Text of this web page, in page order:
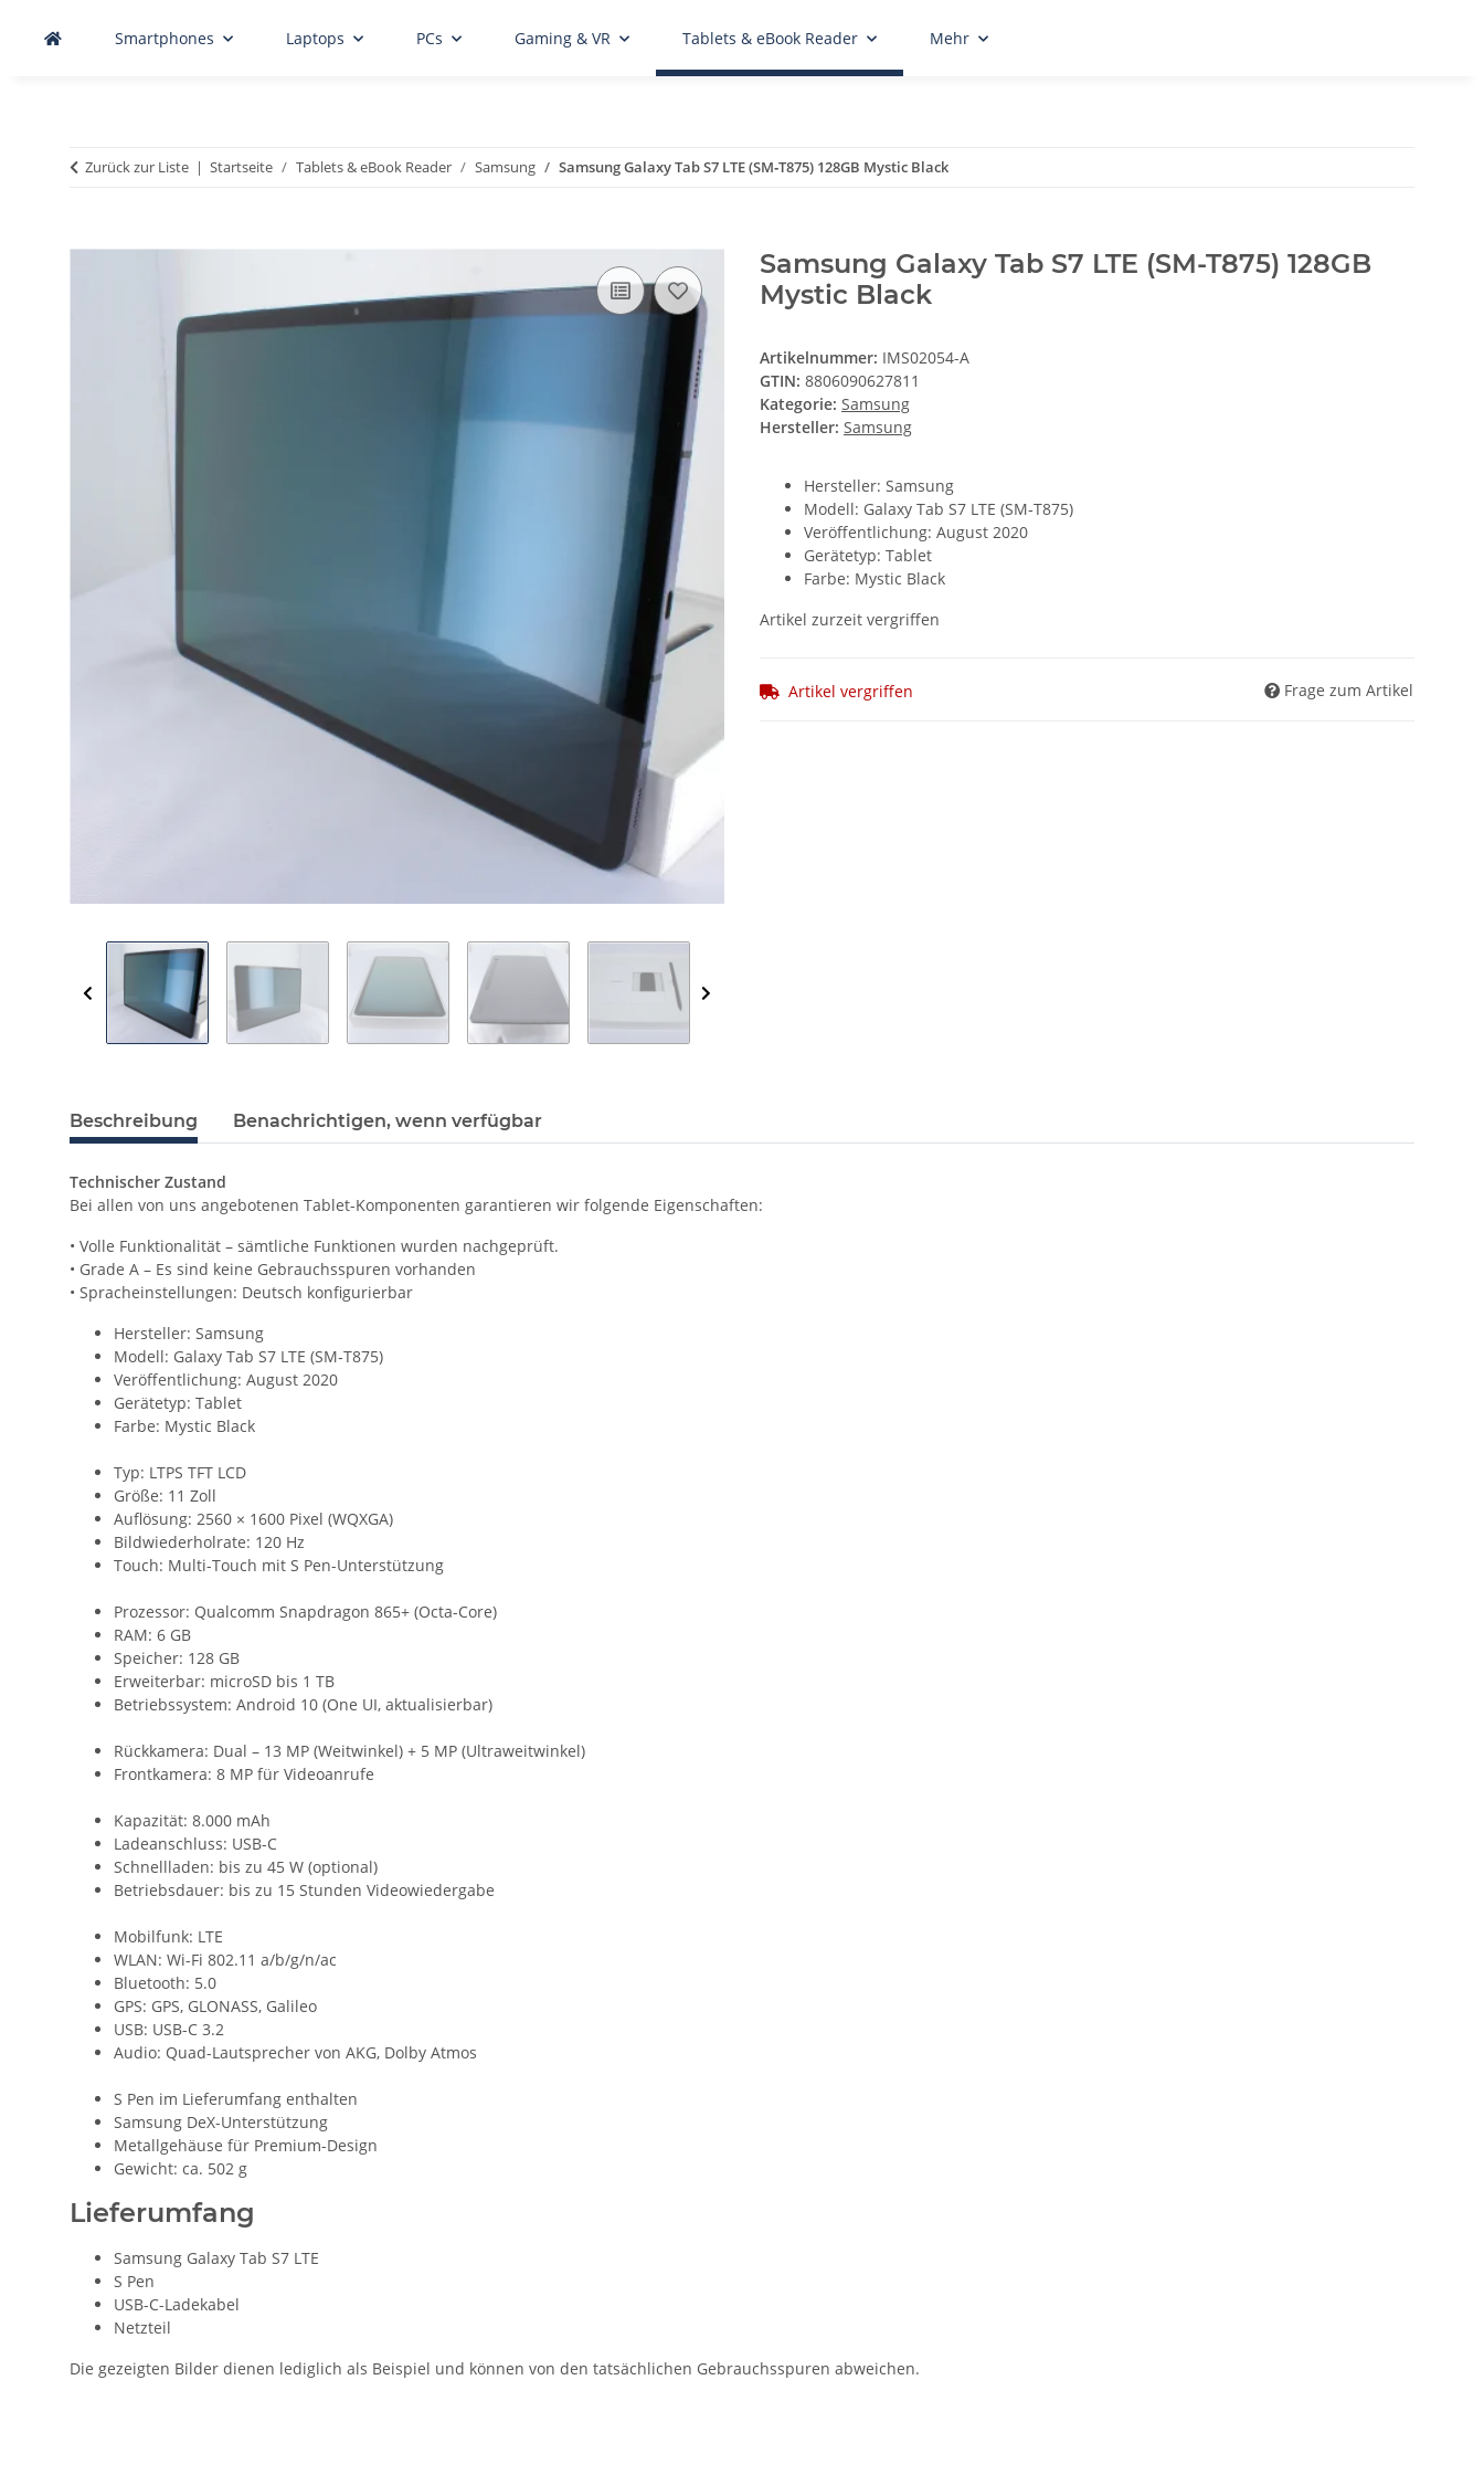
Smartphones Laptops PCs Gaming & VR Tablets & eBook Reader Mehr
Zurück zur Liste Startseite Tablets & eBook Reader Samsung Samsung Galaxy Tab S7 LTE (SM‑T875) 128GB Mystic Black
Samsung Galaxy Tab S7 LTE (SM‑T875) 128GB
Mystic Black
Artikelnummer: IMS02054-A
GTIN: 8806090627811
Kategorie: Samsung
Hersteller: Samsung
Hersteller: Samsung
Modell: Galaxy Tab S7 LTE (SM‑T875)
Veröffentlichung: August 2020
Gerätetyp: Tablet
Farbe: Mystic Black
Artikel zurzeit vergriffen
Artikel vergriffen Frage zum Artikel
Beschreibung Benachrichtigen, wenn verfügbar
Technischer Zustand
Bei allen von uns angebotenen Tablet-Komponenten garantieren wir folgende Eigenschaften:
• Volle Funktionalität – sämtliche Funktionen wurden nachgeprüft.
• Grade A – Es sind keine Gebrauchsspuren vorhanden
• Spracheinstellungen: Deutsch konfigurierbar
Hersteller: Samsung
Modell: Galaxy Tab S7 LTE (SM‑T875)
Veröffentlichung: August 2020
Gerätetyp: Tablet
Farbe: Mystic Black
Typ: LTPS TFT LCD
Größe: 11 Zoll
Auflösung: 2560 × 1600 Pixel (WQXGA)
Bildwiederholrate: 120 Hz
Touch: Multi-Touch mit S Pen-Unterstützung
Prozessor: Qualcomm Snapdragon 865+ (Octa-Core)
RAM: 6 GB
Speicher: 128 GB
Erweiterbar: microSD bis 1 TB
Betriebssystem: Android 10 (One UI, aktualisierbar)
Rückkamera: Dual – 13 MP (Weitwinkel) + 5 MP (Ultraweitwinkel)
Frontkamera: 8 MP für Videoanrufe
Kapazität: 8.000 mAh
Ladeanschluss: USB-C
Schnellladen: bis zu 45 W (optional)
Betriebsdauer: bis zu 15 Stunden Videowiedergabe
Mobilfunk: LTE
WLAN: Wi-Fi 802.11 a/b/g/n/ac
Bluetooth: 5.0
GPS: GPS, GLONASS, Galileo
USB: USB-C 3.2
Audio: Quad-Lautsprecher von AKG, Dolby Atmos
S Pen im Lieferumfang enthalten
Samsung DeX-Unterstützung
Metallgehäuse für Premium-Design
Gewicht: ca. 502 g
Lieferumfang
Samsung Galaxy Tab S7 LTE
S Pen
USB-C-Ladekabel
Netzteil
Die gezeigten Bilder dienen lediglich als Beispiel und können von den tatsächlichen Gebrauchsspuren abweichen.